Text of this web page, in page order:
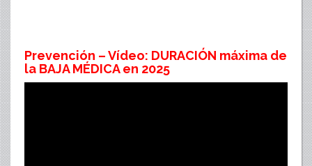
Prevención – Vídeo: DURACIÓN máxima de
la BAJA MÉDICA en 2025